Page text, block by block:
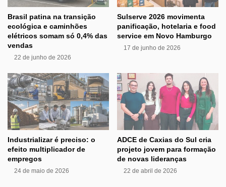
Brasil patina na transição
ecológica e caminhões
elétricos somam só 0,4% das
vendas
22 de junho de 2026
Sulserve 2026 movimenta
panificação, hotelaria e food
service em Novo Hamburgo
17 de junho de 2026
Industrializar é preciso: o
efeito multiplicador de
empregos
24 de maio de 2026
ADCE de Caxias do Sul cria
projeto jovem para formação
de novas lideranças
22 de abril de 2026